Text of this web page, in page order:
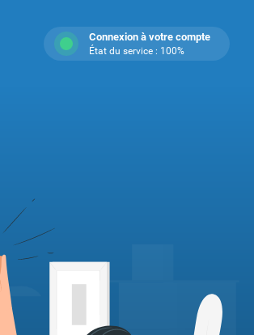
Connexion à votre compte
État du service : 100%